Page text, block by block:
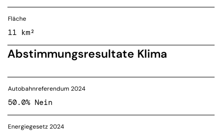
Fläche
11 km²
Abstimmungsresultate Klima
Autobahnreferendum 2024
50.0% Nein
Energiegesetz 2024